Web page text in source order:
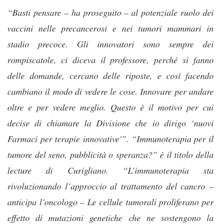
“Basti pensare – ha proseguito – al potenziale ruolo dei
vaccini nelle precancerosi e nei tumori mammari in
stadio precoce. Gli innovatori sono sempre dei
rompiscatole, ci diceva il professore, perché si fanno
delle domande, cercano delle riposte, e così facendo
cambiano il modo di vedere le cose. Innovare per andare
oltre e per vedere meglio. Questo è il motivo per cui
decise di chiamare la Divisione che io dirigo ‘nuovi
Farmaci per terapie innovative'”. “Immunoterapia per il
tumore del seno, pubblicità o speranza?” è il titolo della
lecture di Curigliano. “L’immunoterapia sta
rivoluzionando l’approccio al trattamento del cancro –
anticipa l’oncologo – Le cellule tumorali proliferano per
effetto di mutazioni genetiche che ne sostengono la